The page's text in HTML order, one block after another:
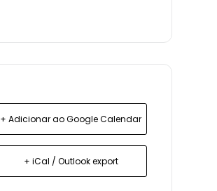
+ Adicionar ao Google Calendar
+ iCal / Outlook export